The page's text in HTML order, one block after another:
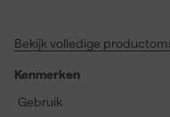
hoogdekkende laag, maar
van gemak, want hij
biedt sterke UV- en
Bekijk volledige
Kenmerken
Gebruik